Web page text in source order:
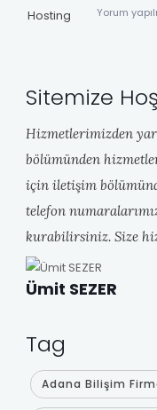
Yorum
Sitemize
Hizmetlerimizden
bölümünden
için iletişim
telefon
kurabilirsiniz. Size
Ümit SEZER
Tag
Adana Bilişim